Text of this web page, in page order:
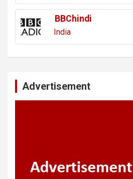
BBChindi
India
Advertisement